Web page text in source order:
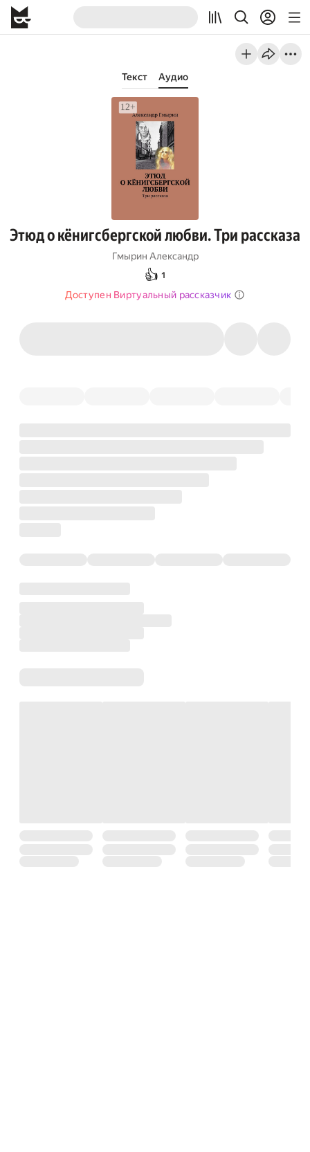
Текст Аудио
Этюд о кёнигсбергской любви. Три рассказа
Гмырин Александр
👍 1
Доступен Виртуальный рассказчик